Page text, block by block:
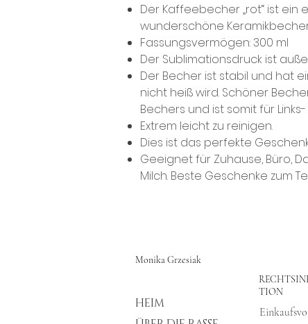
Der Kaffeebecher „rot“ ist ein
wunderschöne
Fassungsvermögen: 300 ml
Der Sublimationsdruck ist
Der Becher ist stabil und hat
nicht heiß wird. Schöner
Bechers und ist somit für
Extrem leicht zu reinigen.
Dies ist das perfekte
Geeignet für Zuhause, Büro,
Milch. Beste Geschenke zum
Monika Grzesiak
HEIM
TION